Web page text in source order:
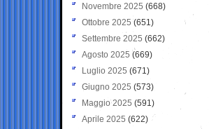
Novembre 2025 (668)
Ottobre 2025 (651)
Settembre 2025 (662)
Agosto 2025 (669)
Luglio 2025 (671)
Giugno 2025 (573)
Maggio 2025 (591)
Aprile 2025 (622)